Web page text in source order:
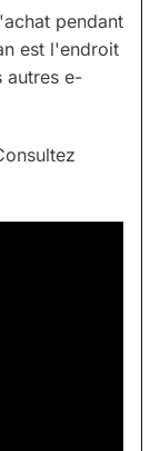
pendant
est l'endroit
autres e-